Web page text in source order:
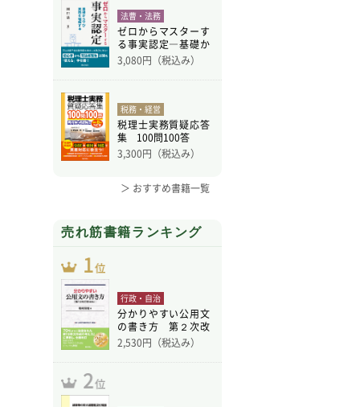
法曹・法務
ゼロからマスターす
る事実認定―基礎か
ら学
3,080円（税込み）
税務・経営
税理士実務質疑応答
集 100問100答
3,300円（税込み）
＞ おすすめ書籍一覧
売れ筋書籍ランキング
行政・自治
分かりやすい公用文
の書き方 第２次改
訂版
2,530円（税込み）